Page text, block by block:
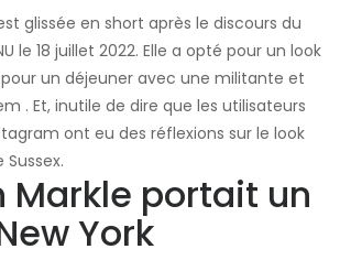
glissée en short après le discours du
le 18 juillet 2022. Elle a opté pour un look
un déjeuner avec une militante et
. Et, inutile de dire que les utilisateurs
ont eu des réflexions sur le look
Markle portait un
York